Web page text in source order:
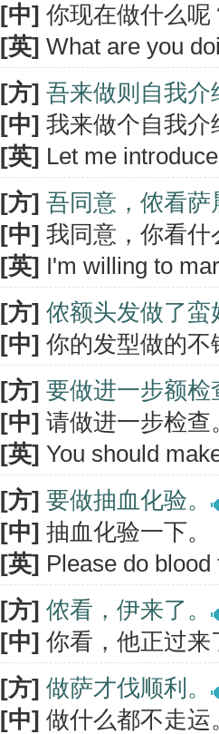
[中] 你现在做什么呢
[英] What are you
[方] 吾来做则自我介
[中] 我来做个自我介
[英] Let me
[方] 吾同意，侬看萨
[中] 我同意，你看什
[英] I'm willing to
[方] 侬额头发做了蛮
[中] 你的发型做的不
[方] 要做进一步额检
[中] 请做进一步检查
[英] You should
[方] 要做抽血化验。
[中] 抽血化验一下。
[英] Please do blood
[方] 侬看，伊来了。
[中] 你看，他正过来
[方] 做萨才伐顺利。
[中] 做什么都不走运